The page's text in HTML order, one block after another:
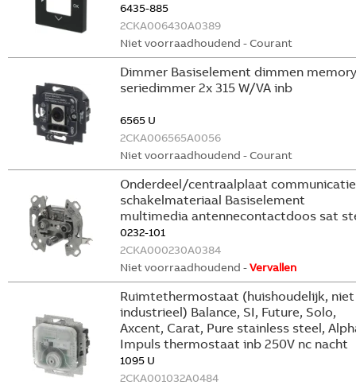
6435-885
2CKA006430A0389
Niet voorraadhoudend - Courant
Dimmer Basiselement dimmen memory
seriedimmer 2x 315 W/VA inb
6565 U
2CKA006565A0056
Niet voorraadhoudend - Courant
Onderdeel/centraalplaat
schakelmateriaal Basiselement
multimedia antennecontactdoos sat
0232-101
2CKA000230A0384
Niet voorraadhoudend -Vervallen
Ruimtethermostaat (huishoudelijk, niet
industrieel) Balance, SI, Future, Solo,
Axcent, Carat, Pure stainless steel,
Impuls thermostaat inb 250V nc nacht
1095 U
2CKA001032A0484